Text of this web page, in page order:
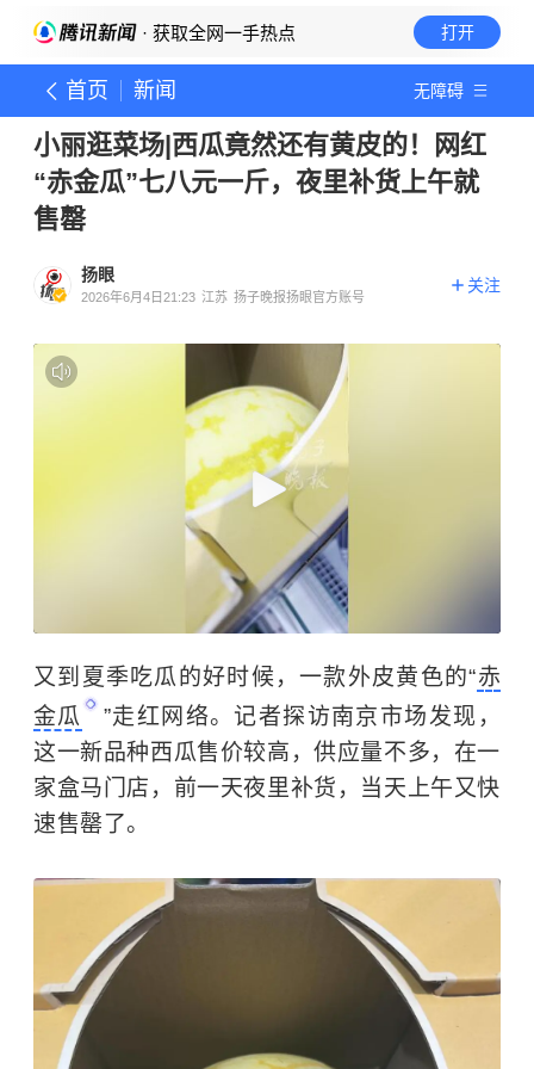
· 获取全网一手热点 打开
首页 新闻 无障碍
小丽逛菜场|西瓜竟然还有黄皮的！网红
“赤金瓜”七八元一斤，夜里补货上午就
售罄
扬眼
2026年6月4日21:23 江苏 扬子晚报扬眼官方账号
关注
又到夏季吃瓜的好时候，一款外皮黄色的“赤
金瓜
”走红网络。记者探访南京市场发现，
这一新品种西瓜售价较高，供应量不多，在一
家盒马门店，前一天夜里补货，当天上午又快
速售罄了。